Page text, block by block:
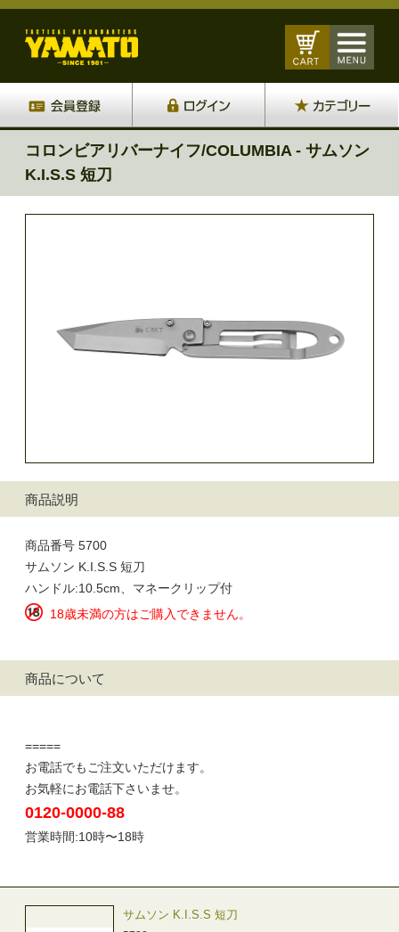
コロンビアリバーナイフ/COLUMBIA - サムソン
K.I.S.S 短刀
商品説明
商品番号 5700
サムソン K.I.S.S 短刀
ハンドル:10.5cm、マネークリップ付
18歳未満の方はご購入できません。
商品について
=====
お電話でもご注文いただけます。
お気軽にお電話下さいませ。
0120-0000-88
営業時間:10時〜18時
サムソン K.I.S.S 短刀